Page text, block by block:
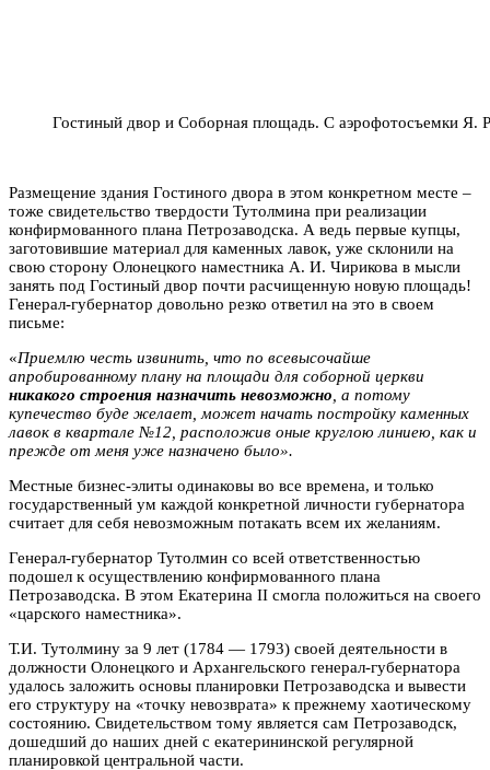
Гостиный двор и Соборная площадь. С аэрофотосъемки Я.
Размещение здания Гостиного двора в этом конкретном месте –
тоже свидетельство твердости Тутолмина при реализации
конфирмованного плана Петрозаводска. А ведь первые купцы,
заготовившие материал для каменных лавок, уже склонили на
свою сторону Олонецкого наместника А. И. Чирикова в мысли
занять под Гостиный двор почти расчищенную новую площадь!
Генерал-губернатор довольно резко ответил на это в своем
письме:
«Приемлю честь извинить, что по всевысочайше
апробированному плану на площади для соборной церкви
никакого строения назначить невозможно , а потому
купечество буде желает, может начать постройку каменных
лавок в квартале №12, расположив оные круглою линиею, как и
прежде от меня уже назначено было».
Местные бизнес-элиты одинаковы во все времена, и только
государственный ум каждой конкретной личности губернатора
считает для себя невозможным потакать всем их желаниям.
Генерал-губернатор Тутолмин со всей ответственностью
подошел к осуществлению конфирмованного плана
Петрозаводска. В этом Екатерина II смогла положиться на своего
«царского наместника».
Т.И. Тутолмину за 9 лет (1784 — 1793) своей деятельности в
должности Олонецкого и Архангельского генерал-губернатора
удалось заложить основы планировки Петрозаводска и вывести
его структуру на «точку невозврата» к прежнему хаотическому
состоянию. Свидетельством тому является сам Петрозаводск,
дошедший до наших дней с екатерининской регулярной
планировкой центральной части.